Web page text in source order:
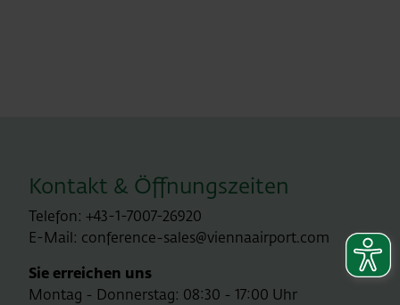
Kontakt & Öffnungszeiten
Telefon: +43-1-7007-26920
E-Mail: conference-sales@viennaairport.com
Sie erreichen uns
Montag - Donnerstag: 08:30 - 17:00 Uhr